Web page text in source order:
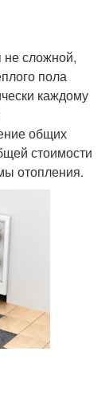
не сложной,
пола
каждому
общих
стоимости
отопления.